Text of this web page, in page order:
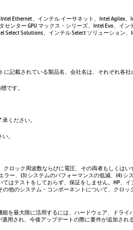
Ethernet、インテル イーサネット、Intel Agilex
ンター GPU マックス・シリーズ、Intel Evo、イ
Select Solutions、インテル Select ソリューショ
に記載されている製品名、会社名は、それぞれ各社
です。
ください。
。
ロック周波数ならびに電圧、その両者もしくは
ー、(3) システムのパフォーマンスの低減、(4)
はテストをしておらず、保証をしません。HP、
他のシステム・コンポーネントについて、クロ
を最大限に活用するには、ハードウェア、ドラ
用され、今後アップデートの際に要件が追加され